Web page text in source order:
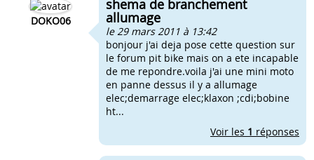
DOKO06
shema de branchement
allumage
le 29 mars 2011 à 13:42
bonjour j'ai deja pose cette question sur
le forum pit bike mais on a ete incapable
de me repondre.voila j'ai une mini moto
en panne dessus il y a allumage
elec;demarrage elec;klaxon ;cdi;bobine
ht...
Voir les 1 réponses